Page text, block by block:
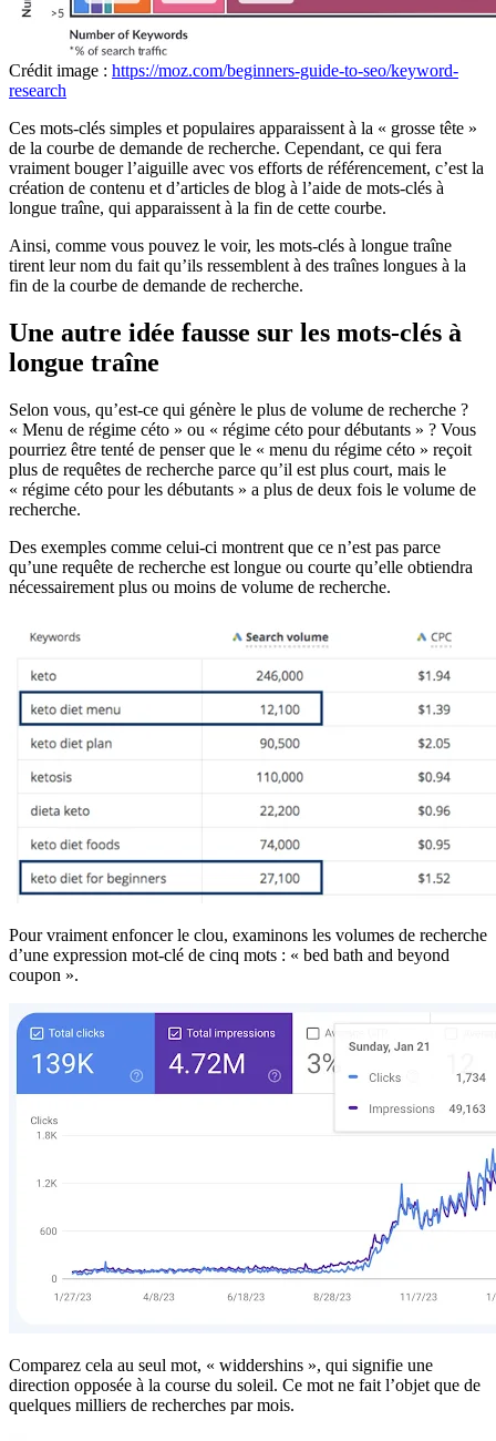
Crédit image : https://moz.com/beginners-guide-to-seo/keyword-
research
Ces mots-clés simples et populaires apparaissent à la « grosse tête »
de la courbe de demande de recherche. Cependant, ce qui fera
vraiment bouger l’aiguille avec vos efforts de référencement, c’est la
création de contenu et d’articles de blog à l’aide de mots-clés à
longue traîne, qui apparaissent à la fin de cette courbe.
Ainsi, comme vous pouvez le voir, les mots-clés à longue traîne
tirent leur nom du fait qu’ils ressemblent à des traînes longues à la
fin de la courbe de demande de recherche.
Une autre idée fausse sur les mots-clés à
longue traîne
Selon vous, qu’est-ce qui génère le plus de volume de recherche ?
« Menu de régime céto » ou « régime céto pour débutants » ? Vous
pourriez être tenté de penser que le « menu du régime céto » reçoit
plus de requêtes de recherche parce qu’il est plus court, mais le
« régime céto pour les débutants » a plus de deux fois le volume de
recherche.
Des exemples comme celui-ci montrent que ce n’est pas parce
qu’une requête de recherche est longue ou courte qu’elle obtiendra
nécessairement plus ou moins de volume de recherche.
Pour vraiment enfoncer le clou, examinons les volumes de recherche
d’une expression mot-clé de cinq mots : « bed bath and beyond
coupon ».
Comparez cela au seul mot, « widdershins », qui signifie une
direction opposée à la course du soleil. Ce mot ne fait l’objet que de
quelques milliers de recherches par mois.